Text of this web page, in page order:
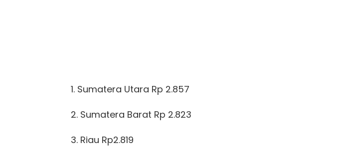
1. Sumatera Utara Rp 2.857
2. Sumatera Barat Rp 2.823
3. Riau Rp2.819